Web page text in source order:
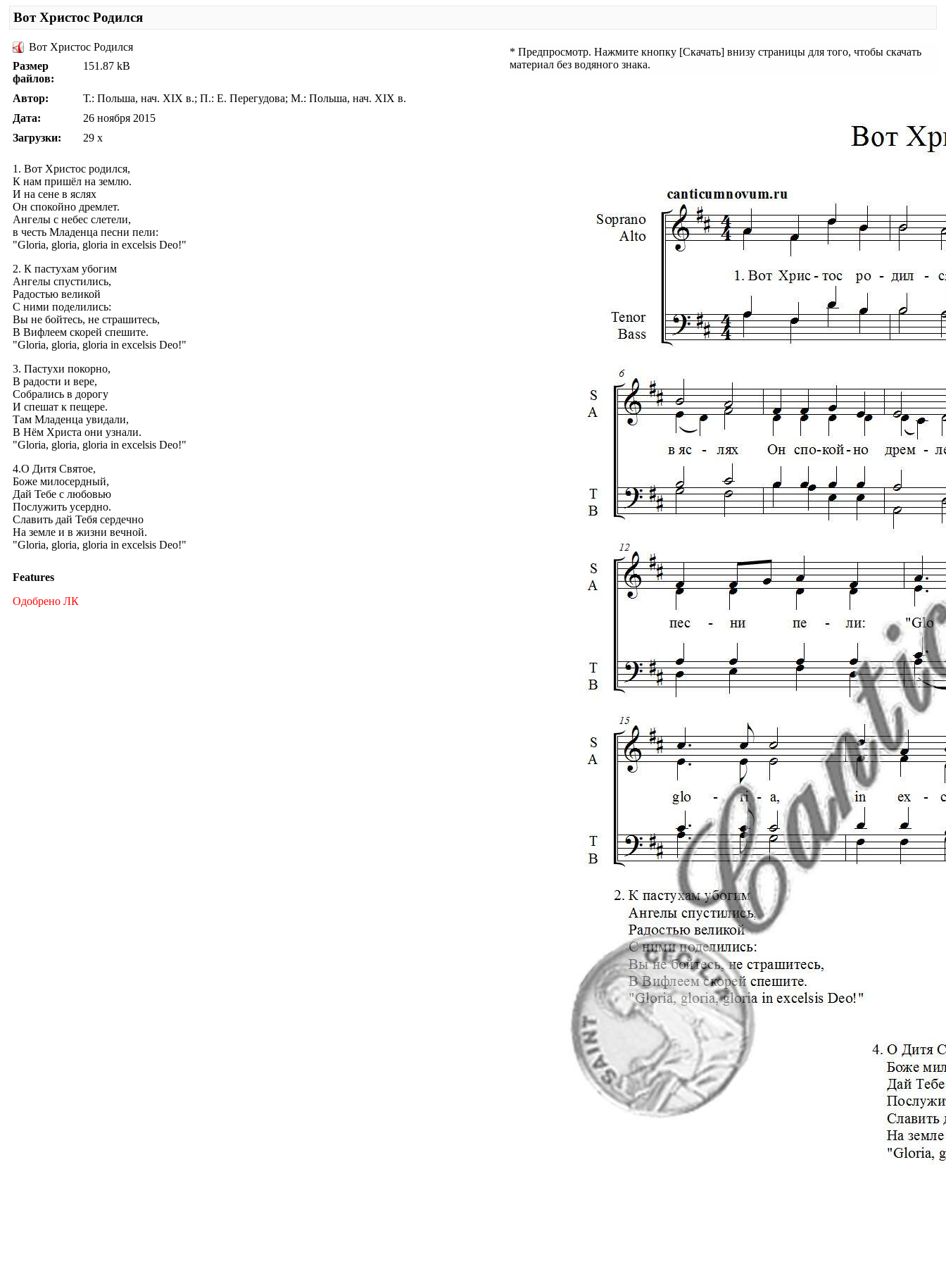
Вот Христос Родился
* Предпросмотр. Нажмите кнопку [Скачать] внизу страницы для того, чтобы скачать
материал без водяного знака.
Вот Христос Родился
Размер
файлов:
151.87 kB
Автор:
Т.: Польша, нач. XIX в.; П.: Е. Перегудова; М.: Польша, нач. XIX в.
Дата:
26 ноября 2015
Загрузки:
29 x
1. Вот Христос родился,
К нам пришёл на землю.
И на сене в яслях
Он спокойно дремлет.
Ангелы с небес слетели,
в честь Младенца песни пели:
"Gloria, gloriа, gloria in excelsis Deo!"
2. К пастухам убогим
Ангелы спустились,
Радостью великой
С ними поделились:
Вы не бойтесь, не страшитесь,
В Вифлеем скорей спешите.
"Gloria, gloria, gloria in excelsis Deo!"
3. Пастухи покорно,
В радости и вере,
Собрались в дорогу
И спешат к пещере.
Там Младенца увидали,
В Нём Христа они узнали.
"Gloria, gloria, gloria in excelsis Deo!"
4.О Дитя Святое,
Боже милосердный,
Дай Тебе с любовью
Послужить усердно.
Славить дай Тебя сердечно
На земле и в жизни вечной.
"Gloria, gloria, gloria in excelsis Deo!"
Features
Одобрено ЛК